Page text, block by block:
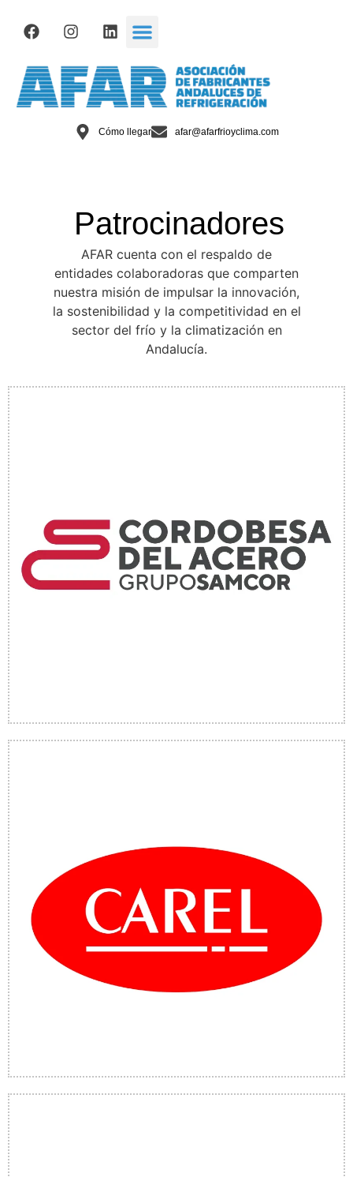
Cómo llegar afar@afarfrioyclima.com
Patrocinadores
AFAR cuenta con el respaldo de
entidades colaboradoras que comparten
nuestra misión de impulsar la innovación,
la sostenibilidad y la competitividad en el
sector del frío y la climatización en
Andalucía.